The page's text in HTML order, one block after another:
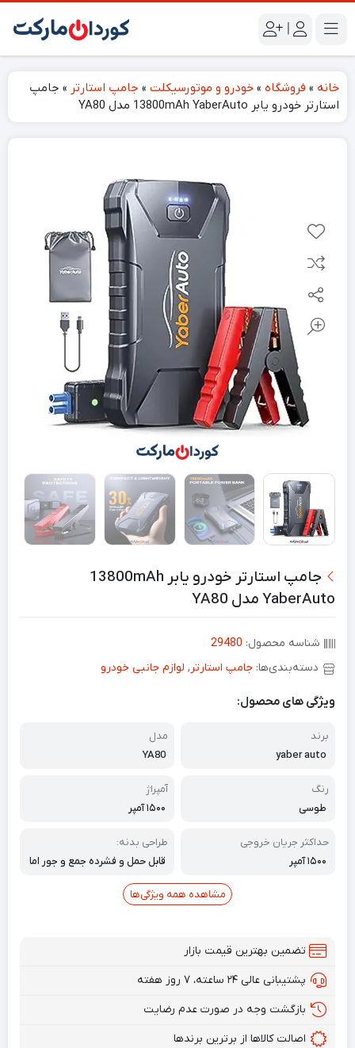
|
خانه » فروشگاه » خودرو و موتورسیکلت » جامپ استارتر » جامپ
استارتر خودرو یابر 13800mAh YaberAuto مدل ‎YA80
جامپ استارتر خودرو یابر 13800mAh
YaberAuto مدل ‎YA80
شناسه محصول: 29480
دسته‌بندی‌ها: جامپ استارتر, لوازم جانبی خودرو
ویژگی های محصول:
برند
yaber auto
مدل
YA80
رنگ
طوسی
آمپراژ
۱۵۰۰ آمپر
حداکثر جریان خروجی
۱۵۰۰ آمپر
طراحی بدنه:
قابل حمل و فشرده جمع و جور اما
مشاهده همه ویژگی‌ها
تضمین بهترین قیمت بازار
پشتیبانی عالی ۲۴ ساعته، ۷ روز هفته
بازگشت وجه در صورت عدم رضایت
اصالت کالاها از برترین برندها